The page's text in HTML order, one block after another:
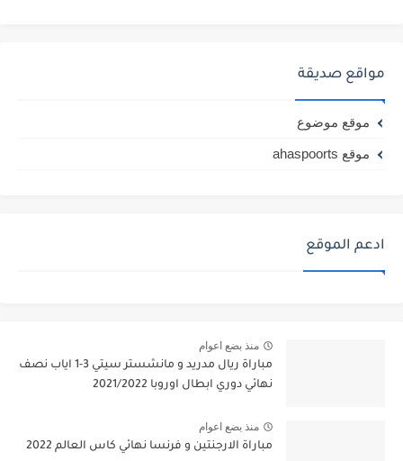
مواقع صديقة
موقع موضوع
موقع ahaspoorts
ادعم الموقع
منذ بضع اعوام
مباراة ريال مدريد و مانشستر سيتي 3-1 اياب نصف
نهائي دوري ابطال اوروبا 2021/2022
منذ بضع اعوام
مباراة الارجنتين و فرنسا نهائي كاس العالم 2022